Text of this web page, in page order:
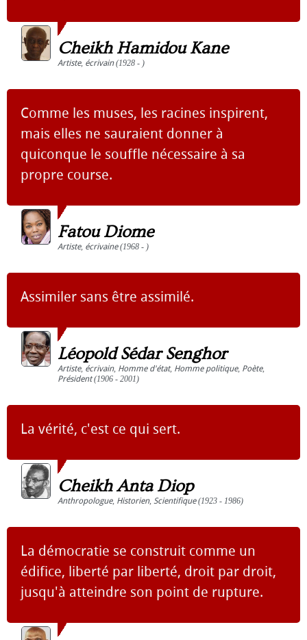
Cheikh Hamidou Kane
Artiste, écrivain(1928 - )
Comme les muses, les racines inspirent,
mais elles ne sauraient donner à
quiconque le souffle nécessaire à sa
propre course.
Fatou Diome
Artiste, écrivaine(1968 - )
Assimiler sans être assimilé.
Léopold Sédar Senghor
Artiste, écrivain, Homme d'état, Homme politique, Poète,
Président(1906 - 2001)
La vérité, c'est ce qui sert.
Cheikh Anta Diop
Anthropologue, Historien, Scientifique(1923 - 1986)
La démocratie se construit comme un
édifice, liberté par liberté, droit par droit,
jusqu'à atteindre son point de rupture.